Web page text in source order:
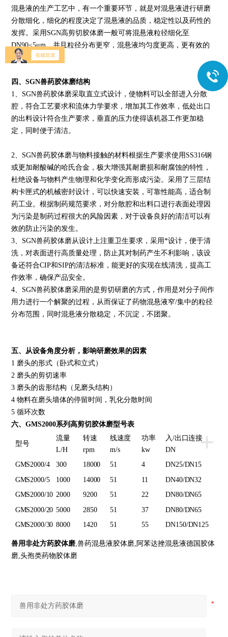
混悬液的生产工艺中，有一个重要环节，就是对混悬液进行研磨
分散细化，细化的程度决定了混悬液的品质，稳定性以及药性的
发挥。采用SGN高剪切胶体磨一般可将混悬液粒径细化至
DN90≤5μm，并且粒径分布更窄，混悬液均匀度更高，更有效的
发挥药效。
四、SGN兽药胶体磨结构
1、SGN兽药胶体磨采取直立式设计，使物料可以全部进入分散
腔，符合工艺要求和流体力学要求，增加其工作效率，低处出口
的出料设计符合生产要求，垂直的压力使得该机器工作更加稳
定，同时便于清洁。
2、SGN兽药胶体磨与物料接触的材料根据生产要求使用SS316钢
或更加耐酸碱的哈氏合金，极大增强其耐磨损和耐腐蚀的特性，
杜绝设备与物料产生物理和化学变化而形成污染。采用了三层结
构卡匣式的机械密封设计，可以快速安装，可靠性能高，适合制
药工业。根据制药规范要求，对分散腔和出料口进行表面处理因
为污染是制药过程很大的风险因素，对于设备良好的清洁可以有
效的防止污染的发生。
3、SGN兽药胶体磨从设计上注重卫生要求，采用*设计，便于清
洗，对表面进行高质量处理，防止其对制药产生不利影响，该设
备还符合CIP和SIP的清洁标准，能更好的实现在线清洗，提高工
作效率，确保产品安全。
4、SGN兽药胶体磨采用的是剪切研磨的方式，作用是对分子间作
用力进行一个解聚的过程，从而保证了药物混悬液窄/集中的粒径
分布范围，同时混悬液分散稳定，不沉淀，不团聚。
五、从设备角度分析，影响研磨效果的因素
1 磨头的形式（卧式和立式）
2 磨头的剪切速率
3 磨头的齿形结构（见磨头结构）
4 物料在磨头墙体的停留时间，乳化分散时间
5 循环次数
六、GMS2000系列高剪切胶体磨型号表
+
型号
流量
L/H
转速
rpm
线速度
m/s
功率
kw
入/出口连接
DN
GMS2000/4
300 18000 51 4 DN25/DN15
GMS2000/5 1000 14000 51 11 DN40/DN32
GMS2000/10 2000 9200 51 22
DN80/DN65
GMS2000/20 5000 2850 51 37
DN80/DN65
GMS2000/30 8000 1420 51 55 DN150/DN125
兽用非处方药胶体磨 ,兽药混悬液胶体磨,阿苯达挫混悬液德国胶体
磨,头孢类药物胶体磨